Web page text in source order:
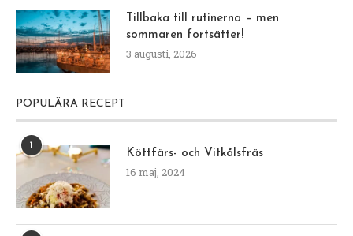
Tillbaka till rutinerna – men
sommaren fortsätter!
3 augusti, 2026
POPULÄRA RECEPT
Köttfärs- och Vitkålsfräs
16 maj, 2024